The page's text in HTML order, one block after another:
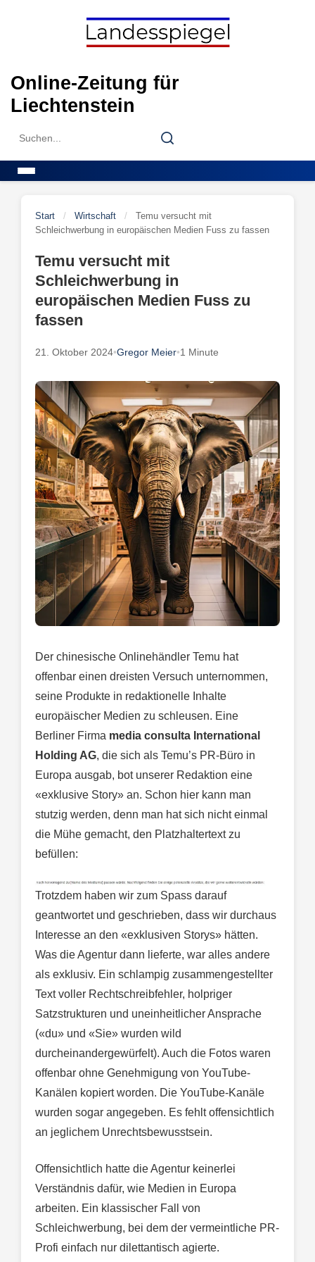
Online-Zeitung für
Liechtenstein
Search
Search
Start / Wirtschaft /
Temu versucht mit
Schleichwerbung in europäischen Medien Fuss zu fassen
Temu versucht mit
Schleichwerbung in
europäischen Medien Fuss zu
fassen
21. Oktober 2024•Gregor Meier•1 Minute
Der chinesische Onlinehändler Temu hat
offenbar einen dreisten Versuch unternommen,
seine Produkte in redaktionelle Inhalte
europäischer Medien zu schleusen. Eine
Berliner Firma media consulta International
Holding AG, die sich als Temu’s PR-Büro in
Europa ausgab, bot unserer Redaktion eine
«exklusive Story» an. Schon hier kann man
stutzig werden, denn man hat sich nicht einmal
die Mühe gemacht, den Platzhaltertext zu
befüllen:
Trotzdem haben wir zum Spass darauf
geantwortet und geschrieben, dass wir durchaus
Interesse an den «exklusiven Storys» hätten.
Was die Agentur dann lieferte, war alles andere
als exklusiv. Ein schlampig zusammengestellter
Text voller Rechtschreibfehler, holpriger
Satzstrukturen und uneinheitlicher Ansprache
(«du» und «Sie» wurden wild
durcheinandergewürfelt). Auch die Fotos waren
offenbar ohne Genehmigung von YouTube-
Kanälen kopiert worden. Die YouTube-Kanäle
wurden sogar angegeben. Es fehlt offensichtlich
an jeglichem Unrechtsbewusstsein.
Offensichtlich hatte die Agentur keinerlei
Verständnis dafür, wie Medien in Europa
arbeiten. Ein klassischer Fall von
Schleichwerbung, bei dem der vermeintliche PR-
Profi einfach nur dilettantisch agierte.